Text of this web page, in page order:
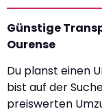
Günstige
Ourense
Du planst einen
bist auf der
preiswerten